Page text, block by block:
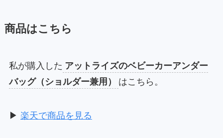
商品はこちら
私が購入した アットライズのベビーカーアンダー
バッグ（ショルダー兼用）
はこちら。
▶ 楽天で商品を見る